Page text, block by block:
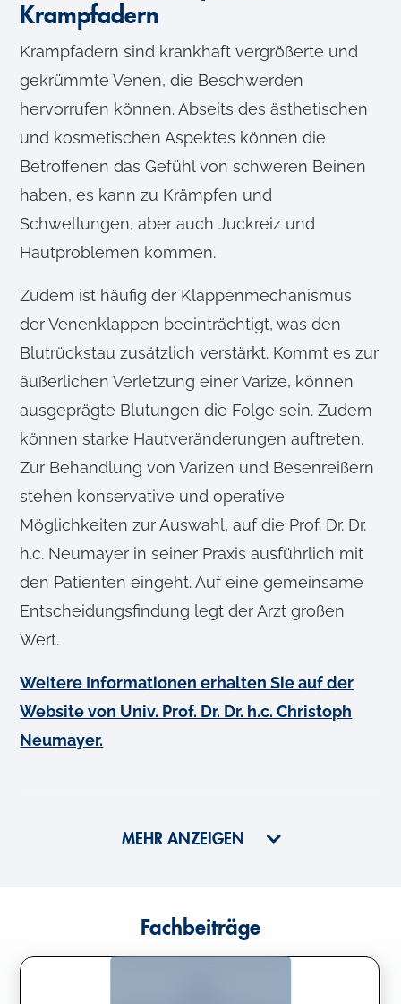
Krampfadern
Krampfadern sind krankhaft vergrößerte und
gekrümmte Venen, die Beschwerden
hervorrufen können. Abseits des ästhetischen
und kosmetischen Aspektes können die
Betroffenen das Gefühl von schweren Beinen
haben, es kann zu Krämpfen und
Schwellungen, aber auch Juckreiz und
Hautproblemen kommen.
Zudem ist häufig der Klappenmechanismus
der Venenklappen beeinträchtigt, was den
Blutrückstau zusätzlich verstärkt. Kommt es zur
äußerlichen Verletzung einer Varize, können
ausgeprägte Blutungen die Folge sein. Zudem
können starke Hautveränderungen auftreten.
Zur Behandlung von Varizen und Besenreißern
stehen konservative und operative
Möglichkeiten zur Auswahl, auf die Prof. Dr. Dr.
h.c. Neumayer in seiner Praxis ausführlich mit
den Patienten eingeht. Auf eine gemeinsame
Entscheidungsfindung legt der Arzt großen
Wert.
Weitere Informationen erhalten Sie auf der
Website von Univ. Prof. Dr. Dr. h.c. Christoph
Neumayer.
MEHR ANZEIGEN
Fachbeiträge